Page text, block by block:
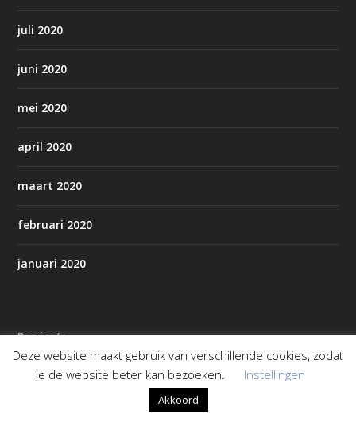
juli 2020
juni 2020
mei 2020
april 2020
maart 2020
februari 2020
januari 2020
Pagina’s
AED’s in Staphorst/Rouveen
Deze website maakt gebruik van verschillende cookies, zodat
je de website beter kan bezoeken.
Instellingen
Akkoord